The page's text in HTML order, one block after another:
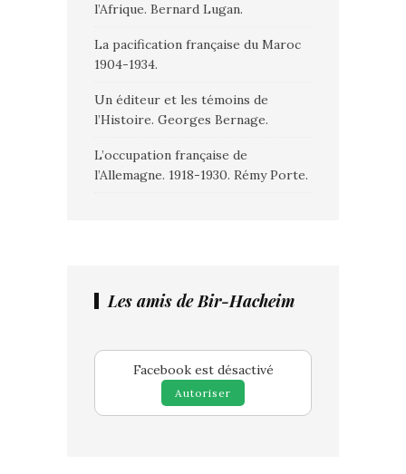
l’Afrique. Bernard Lugan.
La pacification française du Maroc
1904-1934.
Un éditeur et les témoins de
l’Histoire. Georges Bernage.
L’occupation française de
l’Allemagne. 1918-1930. Rémy Porte.
Les amis de Bir-Hacheim
Facebook est désactivé
Autoriser